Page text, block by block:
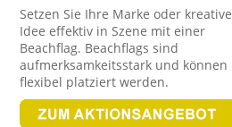
Setzen Sie Ihre Marke oder kreative
Idee effektiv in Szene mit einer
Beachflag. Beachflags sind
aufmerksamkeitsstark und können
flexibel platziert werden.